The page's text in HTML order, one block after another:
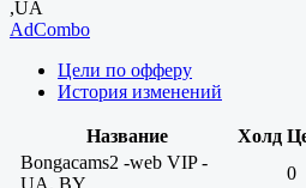
,UA
AdCombo
Цели по офферу
История изменений
Название Холд
Bongacams2 -web VIP -
UA, BY
0